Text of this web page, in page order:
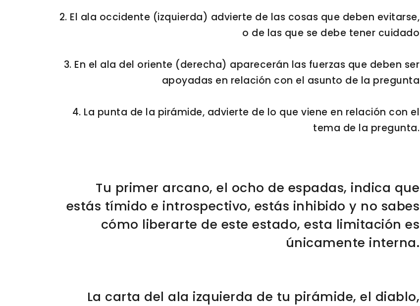
2. El ala occidente (izquierda) advierte de las cosas que deben evitarse,
o de las que se debe tener cuidado
3. En el ala del oriente (derecha) aparecerán las fuerzas que deben ser
apoyadas en relación con el asunto de la pregunta
4. La punta de la pirámide, advierte de lo que viene en relación con el
tema de la pregunta.
Tu primer arcano, el ocho de espadas, indica que
estás tímido e introspectivo, estás inhibido y no sabes
cómo liberarte de este estado, esta limitación es
únicamente interna.
La carta del ala izquierda de tu pirámide, el diablo,